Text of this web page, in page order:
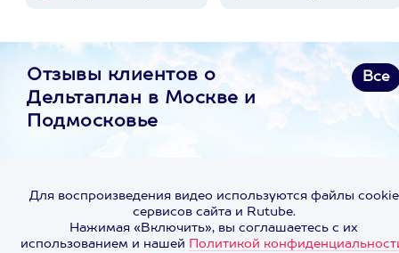
Отзывы клиентов о
Дельтаплан в Москве и
Подмосковье
Все
Для воспроизведения видео используются файлы cookie
сервисов сайта и Rutube.
Нажимая «Включить», вы соглашаетесь с их
использованием и нашей Политикой